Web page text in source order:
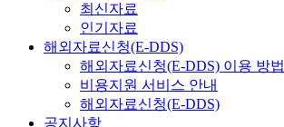
최신자료
인기자료
해외자료신청(E-DDS)
해외자료신청(E-DDS) 이용 방법
비용지원 서비스 안내
해외자료신청(E-DDS)
공지사항